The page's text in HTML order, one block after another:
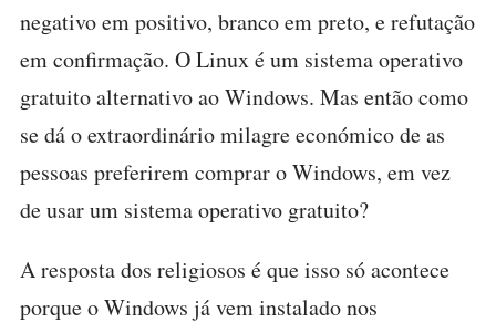
negativo em positivo, branco em preto, e refutação
em confirmação. O Linux é um sistema operativo
gratuito alternativo ao Windows. Mas então como
se dá o extraordinário milagre económico de as
pessoas preferirem comprar o Windows, em vez
de usar um sistema operativo gratuito?
A resposta dos religiosos é que isso só acontece
porque o Windows já vem instalado nos